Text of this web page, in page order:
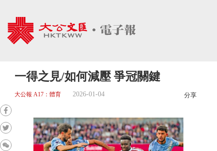
一得之見/如何減壓 爭冠關鍵
大公報 A17：體育 2026-01-04 分享